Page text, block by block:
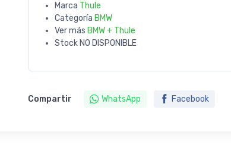
Marca Thule
Categoría BMW
Ver más BMW + Thule
Stock NO DISPONIBLE
Compartir WhatsApp Facebook